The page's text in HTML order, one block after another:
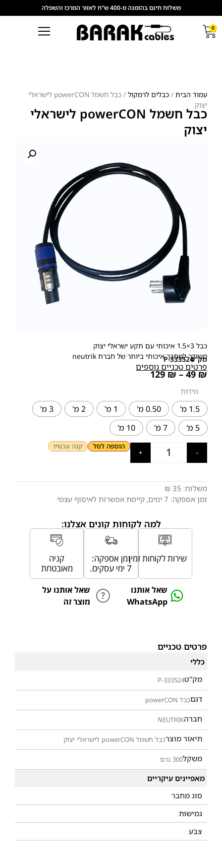
משלוח חינם בהזמנה מ-400 ש"ח לאזור המרכז והשפלה
0
עמוד הבית / כבלים לרמקול
/ כבל חשמל powerCON לישראלי
יצוק
כבל חשמל powerCON לישראלי
יצוק
כבל 3×1.5 איכותי עם תקע ישראלי יצוק
משודך למחבר איכותי ביותר של חברת neutrik
מק"טP-333524
פרטים טכניים נוספים
49₪
–
129₪
מידות
1.5 מ' 0.50 מ' 1 מ' 2 מ'
3 מ'
5 מ'
7 מ' 10 מ'
-
+
הוספה לסל קנה עכשיו
משלוח: 35 ₪
זמן אספקה: 7 ימים, קיימת אפשרות לאיסוף עצמי
למה לקוחות קונים אצלנו:
קניה
מאובטחת
זמן אספקה:
7 ימי עסקים.
שירות לקוחות זמין
שאל אותנו
WhatsApp
שאל אותנו על
מוצר זה
פרטים טכניים
כללי
מק"טP-333524
דגםכבל powerCON
חברהNEUTRIK
תיאור מוצרכבל חשמל powerCON לישראלי יצוק
משקל300 גרם
מאפיינים עיקריים
סוג מחבר
גמישות
צבע